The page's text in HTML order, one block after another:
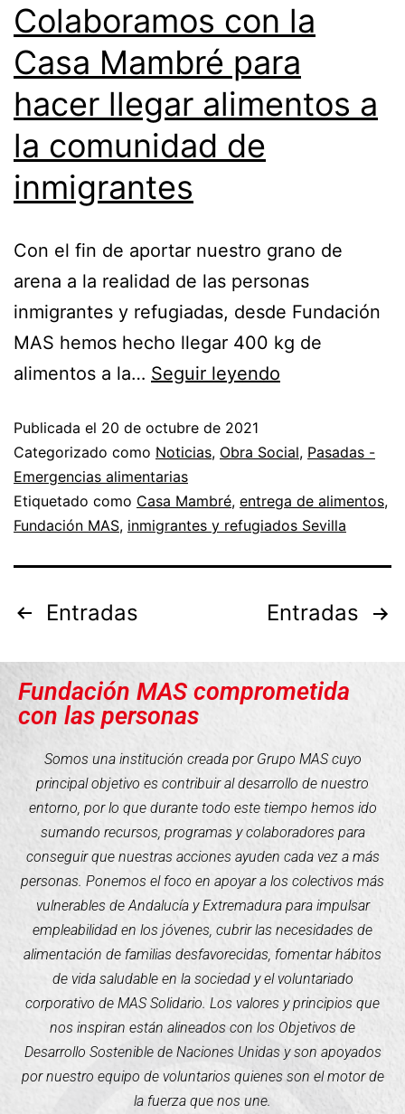
Colaboramos con la
Casa Mambré para
hacer llegar alimentos a
la comunidad de
inmigrantes
Con el fin de aportar nuestro grano de
arena a la realidad de las personas
inmigrantes y refugiadas, desde Fundación
MAS hemos hecho llegar 400 kg de
alimentos a la… Seguir leyendo
Publicada el 20 de octubre de 2021
Categorizado como Noticias, Obra Social, Pasadas -
Emergencias alimentarias
Etiquetado como Casa Mambré, entrega de alimentos,
Fundación MAS, inmigrantes y refugiados Sevilla
Entradas Entradas
Fundación MAS comprometida
con las personas
Somos una institución creada por Grupo MAS cuyo
principal objetivo es contribuir al desarrollo de nuestro
entorno, por lo que durante todo este tiempo hemos ido
sumando recursos, programas y colaboradores para
conseguir que nuestras acciones ayuden cada vez a más
personas. Ponemos el foco en apoyar a los colectivos más
vulnerables de Andalucía y Extremadura para impulsar
empleabilidad en los jóvenes, cubrir las necesidades de
alimentación de familias desfavorecidas, fomentar hábitos
de vida saludable en la sociedad y el voluntariado
corporativo de MAS Solidario. Los valores y principios que
nos inspiran están alineados con los Objetivos de
Desarrollo Sostenible de Naciones Unidas y son apoyados
por nuestro equipo de voluntarios quienes son el motor de
la fuerza que nos une.